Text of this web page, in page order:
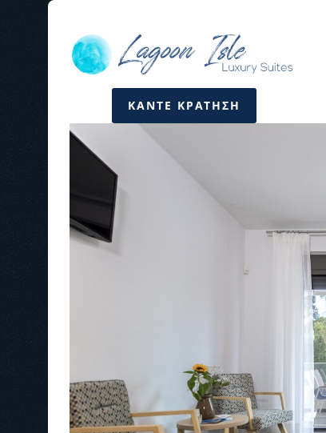
ΚΑΝΤΕ ΚΡΑΤΗΣΗ